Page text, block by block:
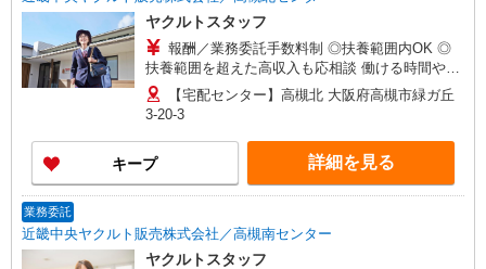
ヤクルトスタッフ
報酬／業務委託手数料制 ◎扶養範囲内OK ◎
扶養範囲を超えた高収入も応相談 働ける時間や環
境に合わせて最大限考慮します。 初めての方でも
お気軽にお問い合わせください！ ※収入補償／月
マなし！ ※研修期間／15日間／2000円／日 収入
保障期間：12か月
【宅配センター】高槻北 大阪府高槻市緑ガ丘
3-20-3
キープ 詳細を見る
業務委託
近畿中央ヤクルト販売株式会社／高槻南センター
ヤクルトスタッフ